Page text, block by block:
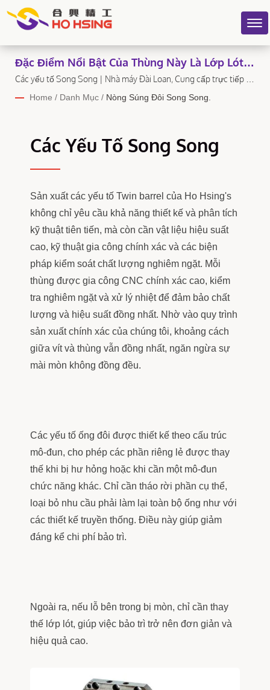
Đặc Điểm Nổi Bật Của Thùng Này Là Lớp Lót
Có Thể Thay Thế - Khi Lỗ Bên Trong Bị Mòn,
Chỉ Cần Thay Lớp Lót.
Các yếu tố Song Song | Nhà máy Đài Loan, Cung cấp trực tiếp -
Home / Danh Mục / Nòng Súng Đôi Song Song.
Các Yếu Tố Song Song
Sản xuất các yếu tố Twin barrel của Ho Hsing's
không chỉ yêu cầu khả năng thiết kế và phân tích
kỹ thuật tiên tiến, mà còn cần vật liệu hiệu suất
cao, kỹ thuật gia công chính xác và các biện
pháp kiểm soát chất lượng nghiêm ngặt. Mỗi
thùng được gia công CNC chính xác cao, kiểm
tra nghiêm ngặt và xử lý nhiệt để đảm bảo chất
lượng và hiệu suất đồng nhất. Nhờ vào quy trình
sản xuất chính xác của chúng tôi, khoảng cách
giữa vít và thùng vẫn đồng nhất, ngăn ngừa sự
mài mòn không đồng đều.
Các yếu tố ống đôi được thiết kế theo cấu trúc
mô-đun, cho phép các phần riêng lẻ được thay
thế khi bị hư hỏng hoặc khi cần một mô-đun
chức năng khác. Chỉ cần tháo rời phần cụ thể,
loại bỏ nhu cầu phải làm lại toàn bộ ống như với
các thiết kế truyền thống. Điều này giúp giảm
đáng kể chi phí bảo trì.
Ngoài ra, nếu lỗ bên trong bị mòn, chỉ cần thay
thế lớp lót, giúp việc bảo trì trở nên đơn giản và
hiệu quả cao.